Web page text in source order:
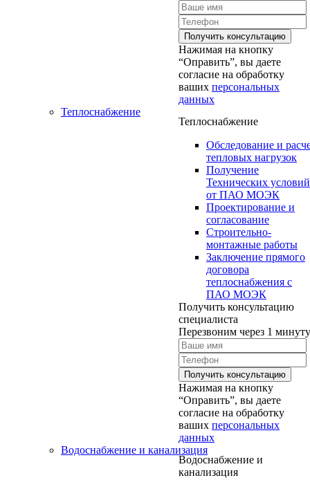
Нажимая на кнопку
“Оправить”, вы даете
согласие на обработку
ваших персональных
данных
Теплоснабжение
Теплоснабжение
Обследование и
тепловых нагрузок
Получение
Технических условий
от ПАО МОЭК
Проектирование и
согласование
Строительно-
монтажные работы
Заключение прямого
договора
теплоснабжения с
ПАО МОЭК
Получить консультацию
специалиста
Перезвоним через 1 минуту
Нажимая на кнопку
“Оправить”, вы даете
согласие на обработку
ваших персональных
данных
Водоснабжение и канализация
Водоснабжение и
канализация